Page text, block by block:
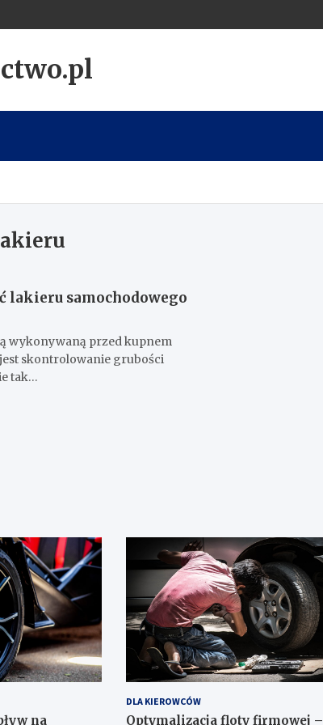
lakieru samochodowego
wykonywaną przed kupnem
skontrolowanie grubości
tak…
na
DLA KIEROWCÓW
Optymalizacja floty firmowej –